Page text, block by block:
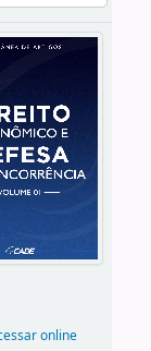
online